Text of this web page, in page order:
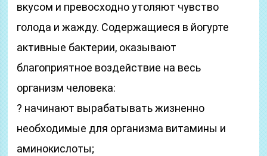
вкусом и превосходно утоляют чувство
голода и жажду. Содержащиеся в йогурте
активные бактерии, оказывают
благоприятное воздействие на весь
организм человека:
? начинают вырабатывать жизненно
необходимые для организма витамины и
аминокислоты;